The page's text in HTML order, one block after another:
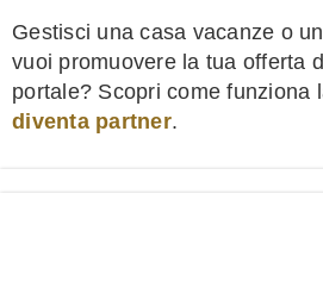
Gestisci una casa vacanze o
vuoi promuovere la tua offerta
portale? Scopri come funziona
diventa partner.